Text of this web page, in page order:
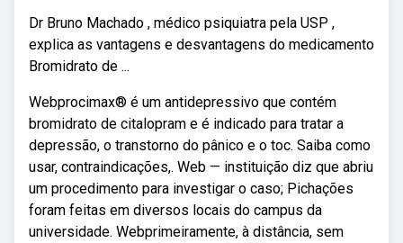
Dr Bruno Machado , médico psiquiatra pela USP ,
explica as vantagens e desvantagens do medicamento
Bromidrato de ...
Webprocimax® é um antidepressivo que contém
bromidrato de citalopram e é indicado para tratar a
depressão, o transtorno do pânico e o toc. Saiba como
usar, contraindicações,. Web — instituição diz que abriu
um procedimento para investigar o caso; Pichações
foram feitas em diversos locais do campus da
universidade. Webprimeiramente, à distância, sem